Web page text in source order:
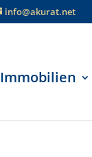
info@akurat.net
Immobilien